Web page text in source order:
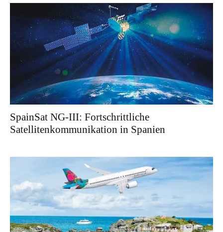
SpainSat NG-III: Fortschrittliche
Satellitenkommunikation in Spanien